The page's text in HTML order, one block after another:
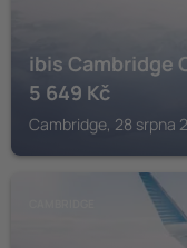
ibis Cambridge
5 649 Kč
Cambridge, 28 srpna